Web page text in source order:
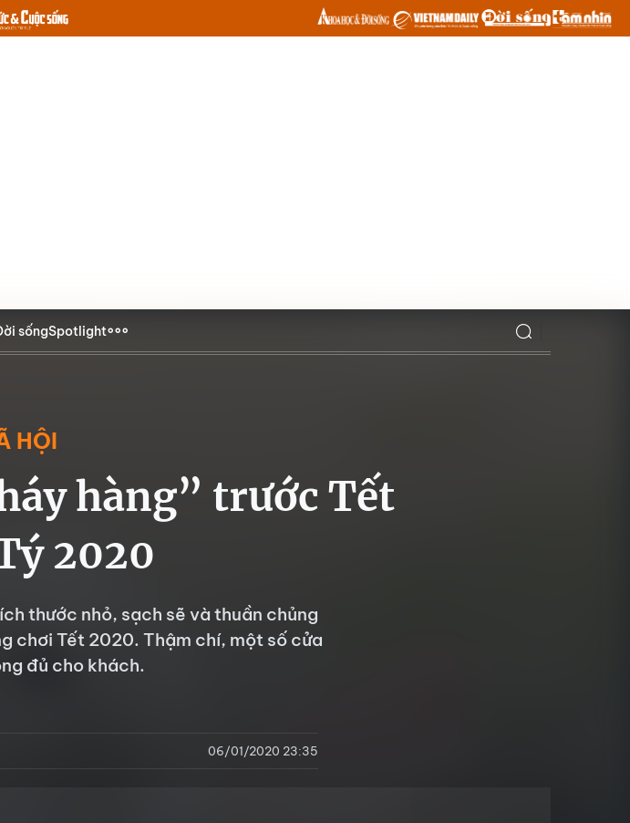
sốngSpotlight
HỘI
hàng” trước Tết
2020
thước nhỏ, sạch sẽ và thuần chủng
chơi Tết 2020. Thậm chí, một số cửa
đủ cho khách.
06/01/2020 23:35